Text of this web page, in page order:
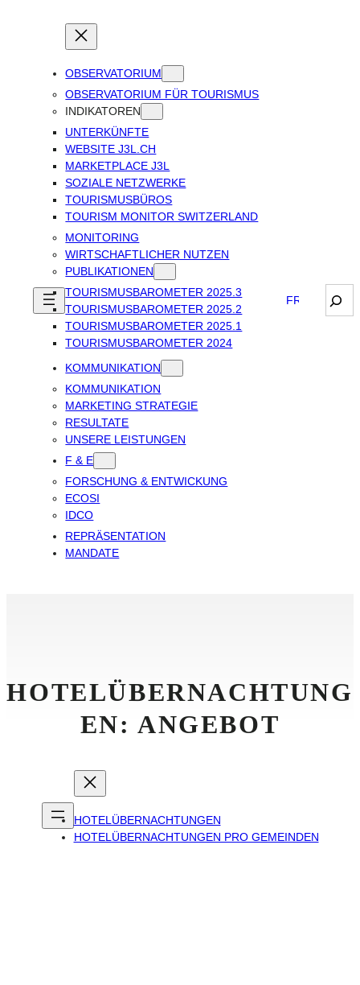
OBSERVATORIUM
OBSERVATORIUM FÜR TOURISMUS
INDIKATOREN
UNTERKÜNFTE
WEBSITE J3L.CH
MARKETPLACE J3L
SOZIALE NETZWERKE
TOURISMUSBÜROS
TOURISM MONITOR SWITZERLAND
MONITORING
WIRTSCHAFTLICHER NUTZEN
PUBLIKATIONEN
TOURISMUSBAROMETER 2025.3
TOURISMUSBAROMETER 2025.2
TOURISMUSBAROMETER 2025.1
TOURISMUSBAROMETER 2024
KOMMUNIKATION
KOMMUNIKATION
MARKETING STRATEGIE
RESULTATE
UNSERE LEISTUNGEN
F & E
FORSCHUNG & ENTWICKUNG
ECOSI
IDCO
REPRÄSENTATION
MANDATE
FRANÇAIS
HOTELÜBERNACHTUNG
EN: ANGEBOT
HOTELÜBERNACHTUNGEN
HOTELÜBERNACHTUNGEN PRO GEMEINDEN